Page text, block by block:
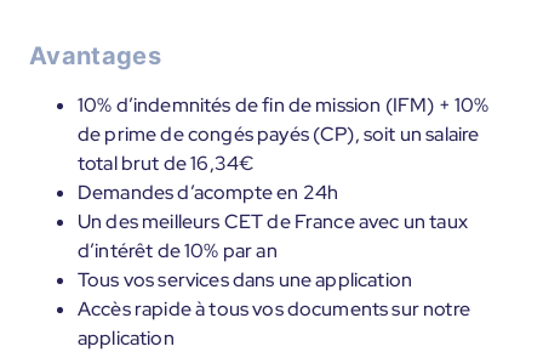
Avantages
10% d’indemnités de fin de mission (IFM) + 10%
de prime de congés payés (CP), soit un salaire
total brut de 16,34€
Demandes d’acompte en 24h
Un des meilleurs CET de France avec un taux
d’intérêt de 10% par an
Tous vos services dans une application
Accès rapide à tous vos documents sur notre
application